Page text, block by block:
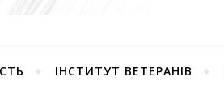
ІНСТИТУТ ВЕТЕРАНІВ